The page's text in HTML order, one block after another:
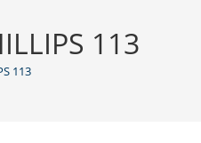
113
113